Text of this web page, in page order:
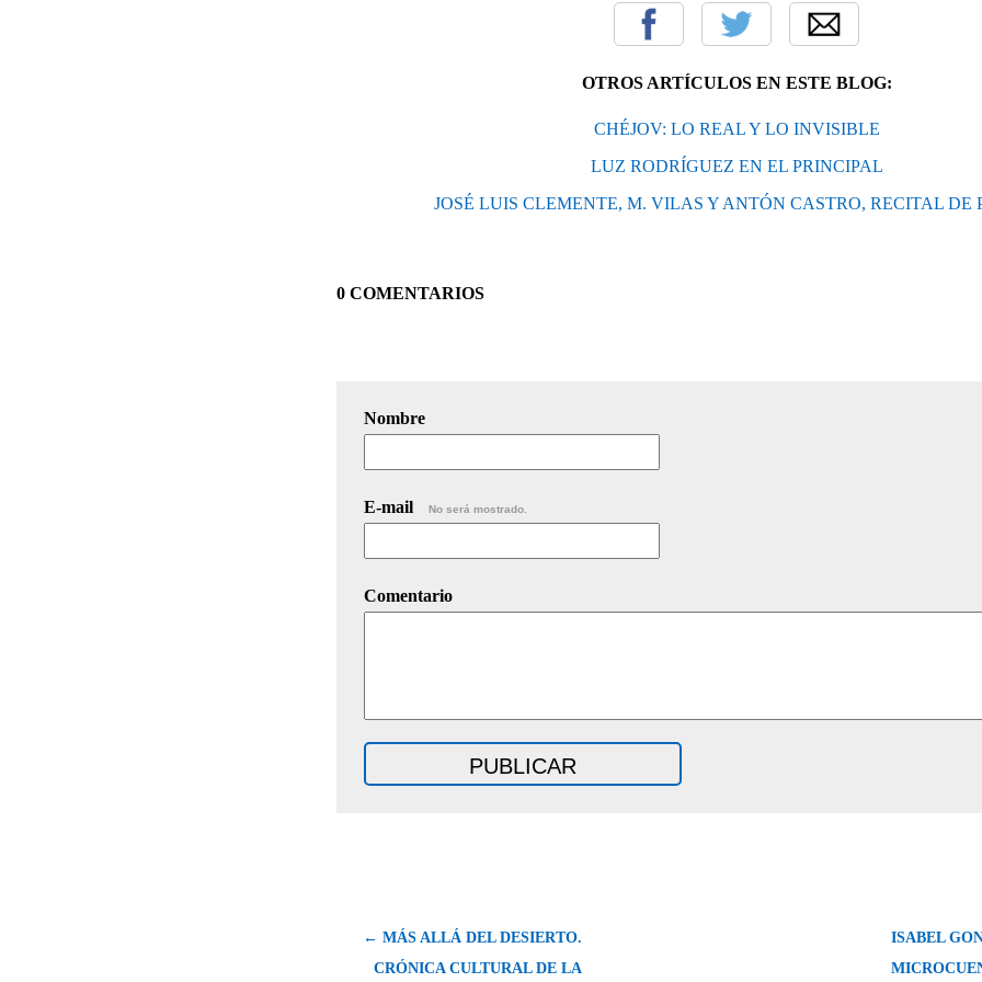
OTROS ARTÍCULOS EN ESTE BLOG:
CHÉJOV: LO REAL Y LO INVISIBLE
LUZ RODRÍGUEZ EN EL PRINCIPAL
JOSÉ LUIS CLEMENTE, M. VILAS Y ANTÓN CASTRO, RECITAL DE
0 COMENTARIOS
Nombre
E-mail No será mostrado.
Comentario
← MÁS ALLÁ DEL DESIERTO.
CRÓNICA CULTURAL DE LA
ISABEL